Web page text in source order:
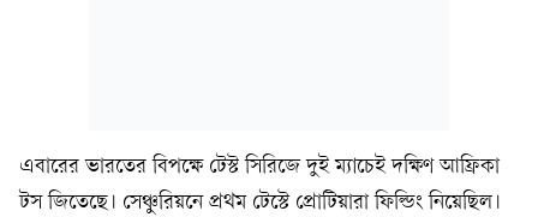
এবারের ভারতের বিপক্ষে টেস্ট সিরিজে দুই ম্যাচেই দক্ষিণ আফ্রিকা
টস জিতেছে। সেঞ্চুরিয়নে প্রথম টেস্টে প্রোটিয়ারা ফিল্ডিং নিয়েছিল।